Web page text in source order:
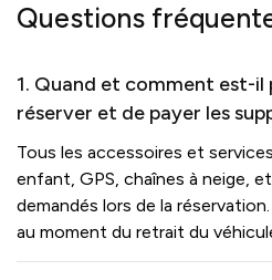
Questions
1. Quand et comment est-il
réserver et de payer les
Tous les accessoires et
enfant, GPS, chaînes à neige,
demandés lors de la
au moment du retrait du